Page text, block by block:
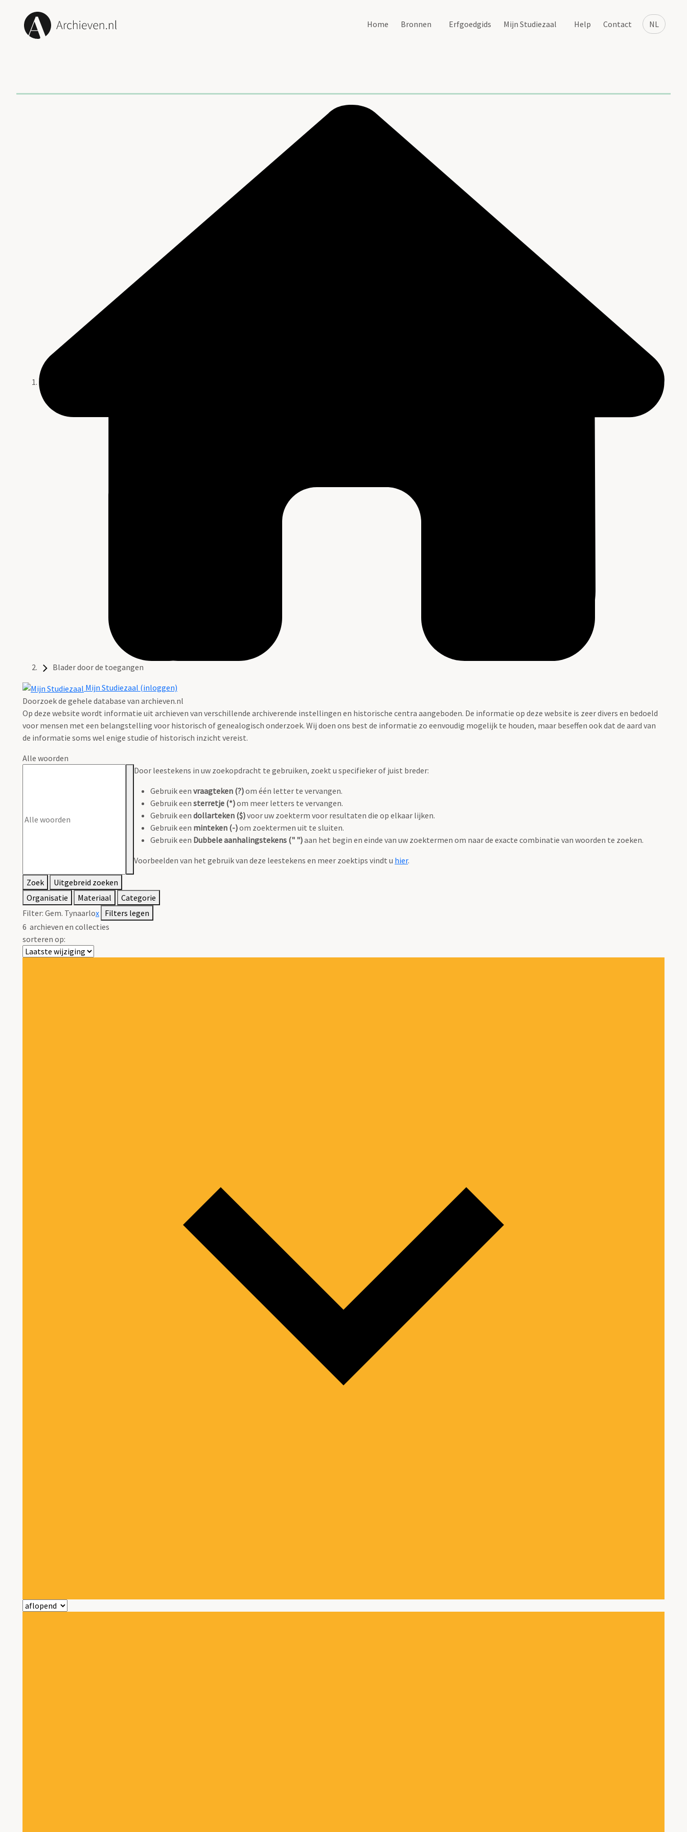
NL
Home Bronnen Erfgoedgids Mijn Studiezaal Help Contact
Blader door de toegangen
Mijn Studiezaal (inloggen)
Doorzoek de gehele database van archieven.nl
Op deze website wordt informatie uit archieven van verschillende archiverende instellingen en historische centra aangeboden. De informatie op deze website is zeer divers en bedoeld
voor mensen met een belangstelling voor historisch of genealogisch onderzoek. Wij doen ons best de informatie zo eenvoudig mogelijk te houden, maar beseffen ook dat de aard van
de informatie soms wel enige studie of historisch inzicht vereist.
Alle woorden
Door leestekens in uw zoekopdracht te gebruiken, zoekt u specifieker of juist breder:
Gebruik een vraagteken (?)om één letter te vervangen.
Gebruik een sterretje (*)om meer letters te vervangen.
Gebruik een dollarteken ($)voor uw zoekterm voor resultaten die op elkaar lijken.
Gebruik een minteken (-)om zoektermen uit te sluiten.
Gebruik een Dubbele aanhalingstekens (" ")aan het begin en einde van uw zoektermen om naar de exacte combinatie van woorden te zoeken.
Voorbeelden van het gebruik van deze leestekens en meer zoektips vindt u hier.
Zoek
Uitgebreid zoeken
Organisatie
Materiaal
Categorie
Filter: Gem. Tynaarlox Filters legen
6 archieven en collecties
sorteren op: